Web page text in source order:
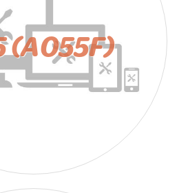
(A055F)